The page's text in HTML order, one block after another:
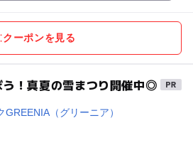
クーポンを見る
！真夏の雪まつり開催中◎